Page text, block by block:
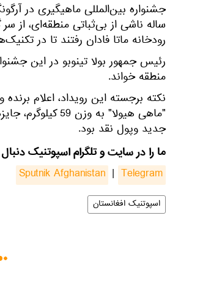
جشنواره بین‌المللی ماهیگیری در
ساله ناشی از بی‌ثباتی منطقه‌ای، از
رودخانه ماتا فادان رفتند تا در
رئیس جمهور بولا تینوبو در این
منطقه خواند.
نکته برجسته این رویداد، اعلام
"ماهی هیولا" به
جدید وپول نقد بود.
ما را در سایت و تلگرام اسپوتنیک
Sputnik Afghanistan | Telegram
اسپوتنیک افغانستان